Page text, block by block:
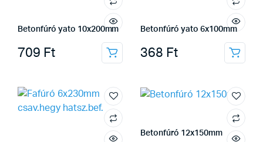
Betonfúró yato 10x200mm
709 Ft
Betonfúró yato 6x100mm
368 Ft
Betonfúró 12x150mm